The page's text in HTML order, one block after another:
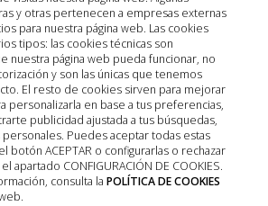
y otras pertenecen a empresas externas
para nuestra página web. Las cookies
tipos: las cookies técnicas son
nuestra página web pueda funcionar, no
y son las únicas que tenemos
El resto de cookies sirven para mejorar
personalizarla en base a tus preferencias,
publicidad ajustada a tus búsquedas,
Puedes aceptar todas estas
botón ACEPTAR o configurarlas o rechazar
apartado CONFIGURACIÓN DE COOKIES.
consulta la POLÍTICA DE COOKIES